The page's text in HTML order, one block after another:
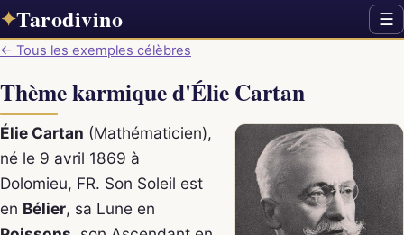
✦Tarodivino ☰
← Tous les exemples célèbres
Thème karmique d'Élie Cartan
Élie Cartan (Mathématicien),
né le 9 avril 1869 à
Dolomieu, FR. Son Soleil est
en Bélier, sa Lune en